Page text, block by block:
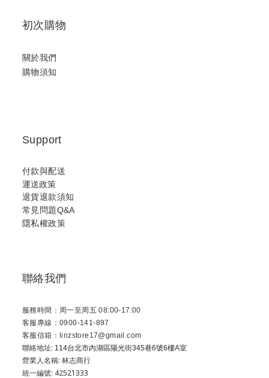
初次購物
關於我們
購物須知
Support
付款與配送
運送政策
退貨退款須知
常見問題Q&A
隱私權政策
聯絡我們
服務時間：周一至周五 08:00-17:00
客服專線：0900-141-897
客服信箱：linzstore17@gmail.com
聯絡地址: 114台北市內湖區陽光街345巷6號6樓A室
營業人名稱: 林志商行
統一編號: 42521333